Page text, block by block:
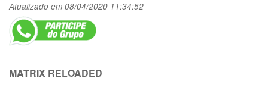
Atualizado em 08/04/2020 11:34:52
MATRIX RELOADED